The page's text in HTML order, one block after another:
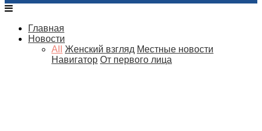
Главная
Новости
All
Женский взгляд Местные новости
Навигатор От первого лица